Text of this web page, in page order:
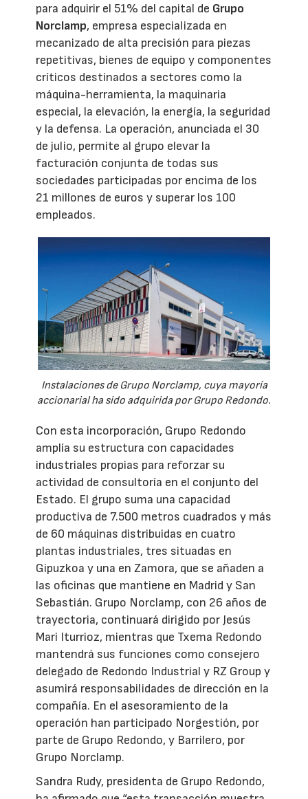
para adquirir el 51% del capital de Grupo
Norclamp, empresa especializada en
mecanizado de alta precisión para piezas
repetitivas, bienes de equipo y componentes
críticos destinados a sectores como la
máquina-herramienta, la maquinaria
especial, la elevación, la energía, la seguridad
y la defensa. La operación, anunciada el 30
de julio, permite al grupo elevar la
facturación conjunta de todas sus
sociedades participadas por encima de los
21 millones de euros y superar los 100
empleados.
Instalaciones de Grupo Norclamp, cuya mayoría
accionarial ha sido adquirida por Grupo Redondo.
Con esta incorporación, Grupo Redondo
amplía su estructura con capacidades
industriales propias para reforzar su
actividad de consultoría en el conjunto del
Estado. El grupo suma una capacidad
productiva de 7.500 metros cuadrados y más
de 60 máquinas distribuidas en cuatro
plantas industriales, tres situadas en
Gipuzkoa y una en Zamora, que se añaden a
las oficinas que mantiene en Madrid y San
Sebastián. Grupo Norclamp, con 26 años de
trayectoria, continuará dirigido por Jesús
Mari Iturrioz, mientras que Txema Redondo
mantendrá sus funciones como consejero
delegado de Redondo Industrial y RZ Group y
asumirá responsabilidades de dirección en la
compañía. En el asesoramiento de la
operación han participado Norgestión, por
parte de Grupo Redondo, y Barrilero, por
Grupo Norclamp.
Sandra Rudy, presidenta de Grupo Redondo,